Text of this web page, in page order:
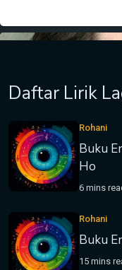
Daftar Lirik
Rohani
Buku
Ho
6 mins
Rohani
Buku
15 mins